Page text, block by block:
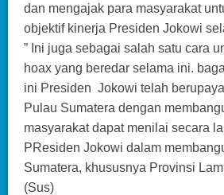
dan mengajak para masyarakat
objektif kinerja Presiden Jokowi
” Ini juga sebagai salah satu cara
hoax yang beredar selama ini.
ini Presiden Jokowi telah
Pulau Sumatera dengan
masyarakat dapat menilai secara
PResiden Jokowi dalam
Sumatera, khususnya Provinsi
(Sus)